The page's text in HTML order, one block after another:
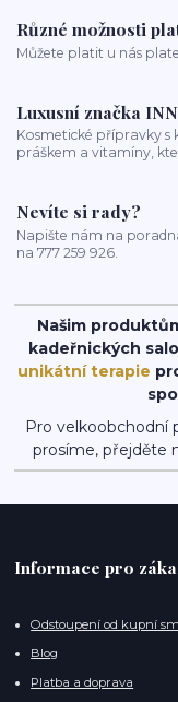
Různé možnosti
Můžete platit u nás
Luxusní značka
Kosmetické přípravky
práškem a vitamíny,
Nevíte si rady?
Napište nám na
na 777 259 926.
Našim
kadeřnických
unikátní terapie
Pro velkoobchodní
prosíme, přejděte
Informace pro
Odstoupení od kupní
Blog
Platba a doprava